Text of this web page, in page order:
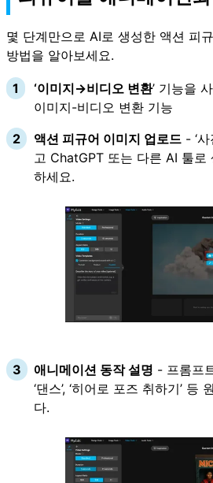
몇 단계만으로 AI로 생성한 액션 피
방법을 알아보세요.
‘이미지→비디오 변환’ 기능을
이미지-비디오 변환 기능
액션 피규어 이미지 업로드 - ‘
고 ChatGPT 또는 다른 AI 툴로
하세요.
애니메이션 동작 설명 - 프롬프
‘댄스’, ‘히어로 포즈 취하기’ 등
다.